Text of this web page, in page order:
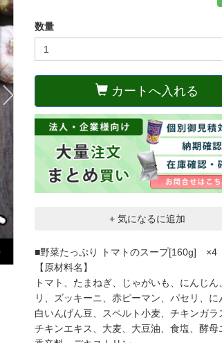
数量
カートへ入れる
+ 気になるに追加
■野菜たっぷり トマトのスープ[160g] ×4
【原材料名】
トマト、たまねぎ、じゃがいも、にんじん
リ、ズッキーニ、赤ピーマン、パセリ、に
白いんげん豆、スペルト小麦、チキンガラ
チキンエキス、大麦、大豆油、食塩、酵母